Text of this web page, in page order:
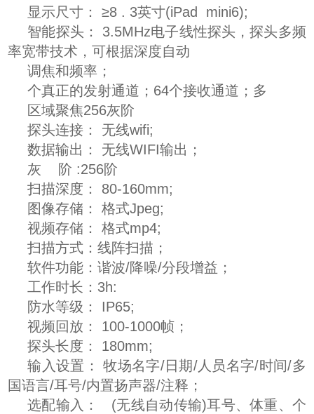
显示尺寸： ≥8 . 3英寸(iPad mini6);
智能探头： 3.5MHz电子线性探头，探头多频
率宽带技术，可根据深度自动
调焦和频率；
个真正的发射通道；64个接收通道；多
区域聚焦256灰阶
探头连接： 无线wifi;
数据输出： 无线WIFI输出；
灰 阶 :256阶
扫描深度： 80-160mm;
图像存储： 格式Jpeg;
视频存储： 格式mp4;
扫描方式：线阵扫描；
软件功能：谐波/降噪/分段增益；
工作时长：3h:
防水等级： IP65;
视频回放： 100-1000帧；
探头长度： 180mm;
输入设置： 牧场名字/日期/人员名字/时间/多
国语言/耳号/内置扬声器/注释；
选配输入： (无线自动传输)耳号、体重、个